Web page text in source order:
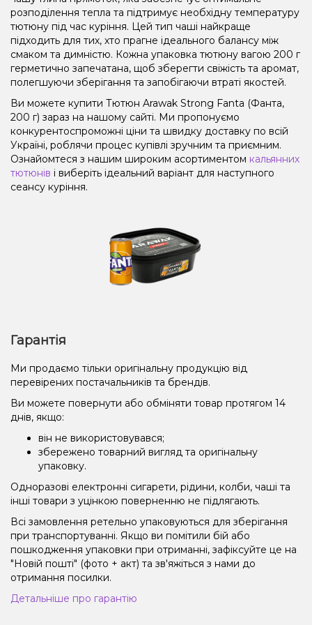
розподілення тепла та підтримує необхідну температуру
тютюну під час куріння. Цей тип чаші найкраще
підходить для тих, хто прагне ідеального балансу між
смаком та димністю. Кожна упаковка тютюну вагою 200 г
герметично запечатана, щоб зберегти свіжість та аромат,
полегшуючи зберігання та запобігаючи втраті якостей.
Ви можете купити Тютюн Arawak Strong Fanta (Фанта,
200 г) зараз на нашому сайті. Ми пропонуємо
конкурентоспроможні ціни та швидку доставку по всій
Україні, роблячи процес купівлі зручним та приємним.
Ознайомтеся з нашим широким асортиментом кальянних
тютюнів і виберіть ідеальний варіант для наступного
сеансу куріння.
Гарантія
Ми продаємо тільки оригінальну продукцію від
перевірених постачальників та брендів.
Ви можете повернути або обміняти товар протягом 14
днів, якщо:
він не використовувався;
збережено товарний вигляд та оригінальну
упаковку.
Одноразові електронні сигарети, рідини, колби, чаші та
інші товари з уцінкою поверненню не підлягають.
Всі замовлення ретельно упаковуються для зберігання
при транспортуванні. Якщо ви помітили бій або
пошкодження упаковки при отриманні, зафіксуйте це на
"Новій пошті" (фото + акт) та зв'яжіться з нами до
отримання посилки.
Детальніше про гарантію